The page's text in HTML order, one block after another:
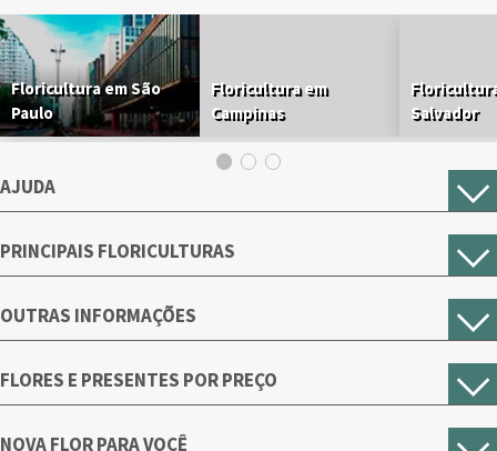
Floricultura em São
Paulo
Floricultura em
Campinas
Salvador
AJUDA
PRINCIPAIS FLORICULTURAS
OUTRAS INFORMAÇÕES
FLORES E PRESENTES POR PREÇO
NOVA FLOR PARA VOCÊ